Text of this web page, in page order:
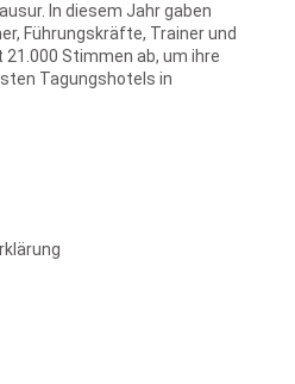
In diesem Jahr gaben
Führungskräfte, Trainer und
Stimmen ab, um ihre
Tagungshotels in